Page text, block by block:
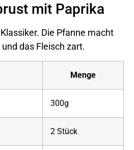
mit Paprika
Die Pfanne macht
das Fleisch zart.
Menge
300g
2 Stück